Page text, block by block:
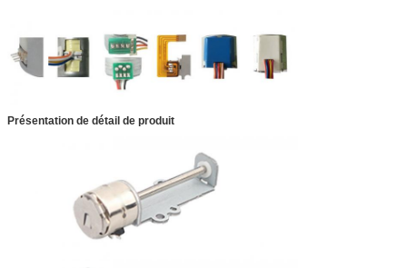
Présentation de détail de produit